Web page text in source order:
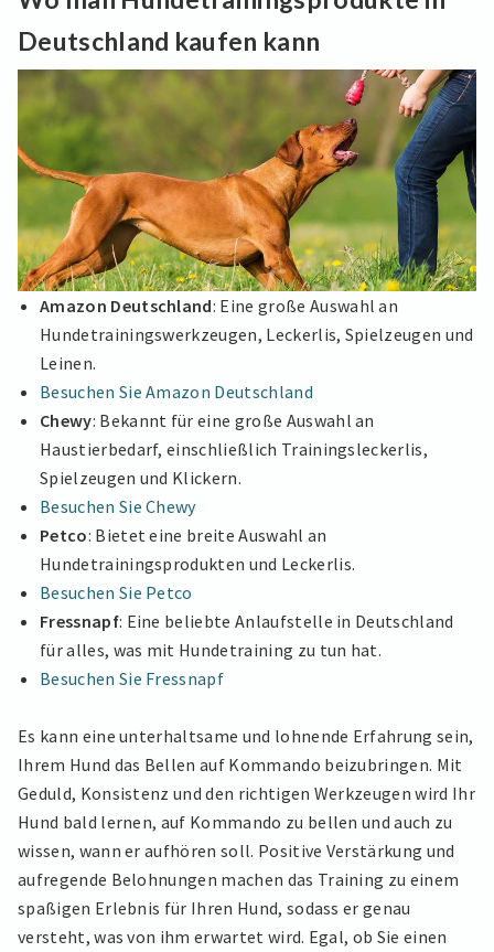
Deutschland kaufen kann
Amazon Deutschland: Eine große Auswahl an
Hundetrainingswerkzeugen, Leckerlis, Spielzeugen und
Leinen.
Besuchen Sie Amazon Deutschland
Chewy: Bekannt für eine große Auswahl an
Haustierbedarf, einschließlich Trainingsleckerlis,
Spielzeugen und Klickern.
Besuchen Sie Chewy
Petco: Bietet eine breite Auswahl an
Hundetrainingsprodukten und Leckerlis.
Besuchen Sie Petco
Fressnapf: Eine beliebte Anlaufstelle in Deutschland
für alles, was mit Hundetraining zu tun hat.
Besuchen Sie Fressnapf
Es kann eine unterhaltsame und lohnende Erfahrung sein,
Ihrem Hund das Bellen auf Kommando beizubringen. Mit
Geduld, Konsistenz und den richtigen Werkzeugen wird Ihr
Hund bald lernen, auf Kommando zu bellen und auch zu
wissen, wann er aufhören soll. Positive Verstärkung und
aufregende Belohnungen machen das Training zu einem
spaßigen Erlebnis für Ihren Hund, sodass er genau
versteht, was von ihm erwartet wird. Egal, ob Sie einen